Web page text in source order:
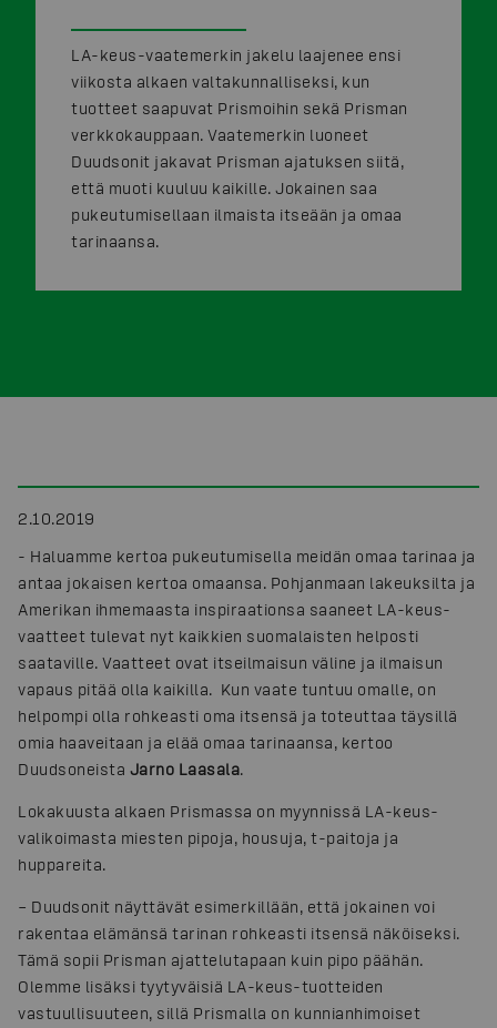
LA-keus-vaatemerkin jakelu laajenee ensi
viikosta alkaen valtakunnalliseksi, kun
tuotteet saapuvat Prismoihin sekä Prisman
verkkokauppaan. Vaatemerkin luoneet
Duudsonit jakavat Prisman ajatuksen siitä,
että muoti kuuluu kaikille. Jokainen saa
pukeutumisellaan ilmaista itseään ja omaa
tarinaansa.
2.10.2019
- Haluamme kertoa pukeutumisella meidän omaa tarinaa ja
antaa jokaisen kertoa omaansa. Pohjanmaan lakeuksilta ja
Amerikan ihmemaasta inspiraationsa saaneet LA-keus-
vaatteet tulevat nyt kaikkien suomalaisten helposti
saataville. Vaatteet ovat itseilmaisun väline ja ilmaisun
vapaus pitää olla kaikilla. Kun vaate tuntuu omalle, on
helpompi olla rohkeasti oma itsensä ja toteuttaa täysillä
omia haaveitaan ja elää omaa tarinaansa, kertoo
Duudsoneista Jarno Laasala.
Lokakuusta alkaen Prismassa on myynnissä LA-keus-
valikoimasta miesten pipoja, housuja, t-paitoja ja
huppareita.
– Duudsonit näyttävät esimerkillään, että jokainen voi
rakentaa elämänsä tarinan rohkeasti itsensä näköiseksi.
Tämä sopii Prisman ajattelutapaan kuin pipo päähän.
Olemme lisäksi tyytyväisiä LA-keus-tuotteiden
vastuullisuuteen, sillä Prismalla on kunnianhimoiset